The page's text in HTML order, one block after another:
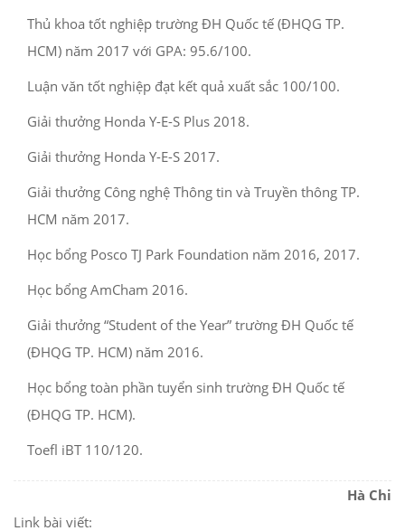
Thủ khoa tốt nghiệp trường ĐH Quốc tế (ĐHQG TP.
HCM) năm 2017 với GPA: 95.6/100.
Luận văn tốt nghiệp đạt kết quả xuất sắc 100/100.
Giải thưởng Honda Y-E-S Plus 2018.
Giải thưởng Honda Y-E-S 2017.
Giải thưởng Công nghệ Thông tin và Truyền thông TP.
HCM năm 2017.
Học bổng Posco TJ Park Foundation năm 2016, 2017.
Học bổng AmCham 2016.
Giải thưởng “Student of the Year” trường ĐH Quốc tế
(ĐHQG TP. HCM) năm 2016.
Học bổng toàn phần tuyển sinh trường ĐH Quốc tế
(ĐHQG TP. HCM).
Toefl iBT 110/120.
Hà Chi
Link bài viết: